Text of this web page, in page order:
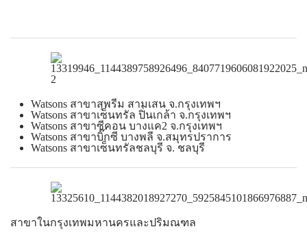
Watsons สาขาสุพรีม สามเสน จ.กรุงเทพฯ
Watsons สาขาเซ็นทรัล ปิ่นเกล้า จ.กรุงเทพฯ
Watsons สาขาซีคอน บางแค2 จ.กรุงเทพฯ
Watsons สาขาบิ๊กซี บางพลี จ.สมุทรปราการ
Watsons สาขาเซ็นทรัลชลบุรี จ. ชลบุรี
สาขาในกรุงเทพมหานครและปริมณฑล